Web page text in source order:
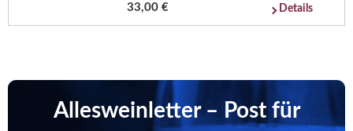
33,00 € Details
Allesweinletter – Post für